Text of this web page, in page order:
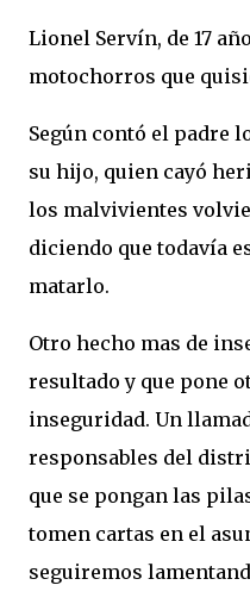
Lionel Servín, de 17
motochorros que
Según contó el padre
su hijo, quien cayó
los malvivientes
diciendo que todavía
matarlo.
Otro hecho mas de
resultado y que pone
inseguridad. Un
responsables del
que se pongan las
tomen cartas en el
seguiremos